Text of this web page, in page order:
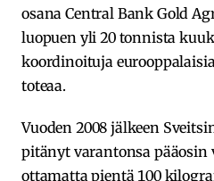
osana Central Bank Gold
luopuen yli 20 tonnista
koordinoituja
toteaa.
Vuoden 2008 jälkeen
pitänyt varantonsa pääosin
ottamatta pientä 100